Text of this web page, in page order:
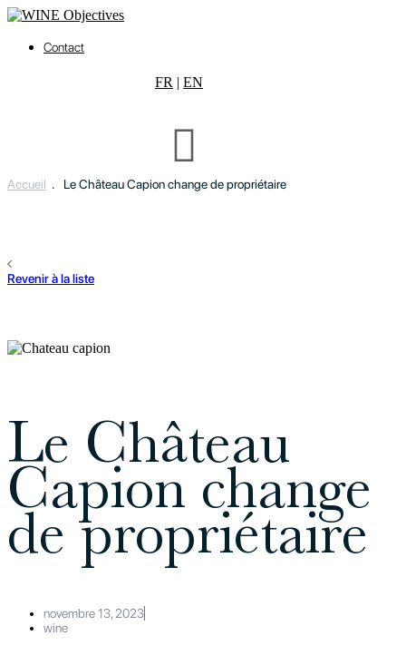
Contact
FR | EN
Accueil . Le Château Capion change de propriétaire
Revenir à la liste
Le Château
Capion change
de propriétaire
novembre 13, 2023
wine